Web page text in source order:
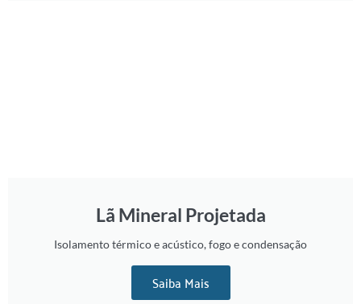
Lã Mineral Projetada
Isolamento térmico e acústico, fogo e condensação
Saiba Mais